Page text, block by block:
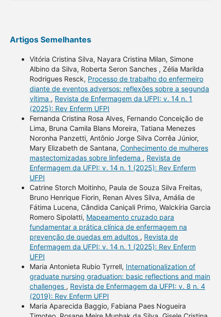
Artigos Semelhantes
Vitória Cristina Silva, Nayara Cristina Milan, Simone
Albino da Silva, Roberta Seron Sanches , Zélia Marilda
Rodrigues Resck, Processo de trabalho do enfermeiro
diante de eventos adversos: reflexões sobre a segunda
vítima , Revista de Enfermagem da UFPI: v. 14 n. 1
(2025): Rev Enferm UFPI
Fernanda Cristina Rosa Alves, Fernando Conceição de
Lima, Bruna Camila Blans Moreira, Tatiana Menezes
Noronha Panzetti, Antônio Jorge Silva Corrêa Júnior,
Mary Elizabeth de Santana, Conhecimento de mulheres
mastectomizadas sobre linfedema , Revista de
Enfermagem da UFPI: v. 14 n. 1 (2025): Rev Enferm
UFPI
Catrine Storch Moitinho, Paula de Souza Silva Freitas,
Bruno Henrique Fiorin, Renan Alves Silva, Amália de
Fátima Lucena, Cândida Caniçali Primo, Walckíria Garcia
Romero Sipolatti, Mapeamento cruzado para
fundamentar a prática clínica de enfermagem na
prevenção de quedas em adultos , Revista de
Enfermagem da UFPI: v. 14 n. 1 (2025): Rev Enferm
UFPI
Maria Antonieta Rubio Tyrrell, Internationalization of
graduate nursing graduation: basic reflections and main
challenges , Revista de Enfermagem da UFPI: v. 8 n. 4
(2019): Rev Enferm UFPI
Maria Aparecida Baggio, Fabiana Paes Nogueira